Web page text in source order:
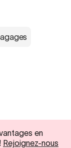
en
Rejoignez-nous